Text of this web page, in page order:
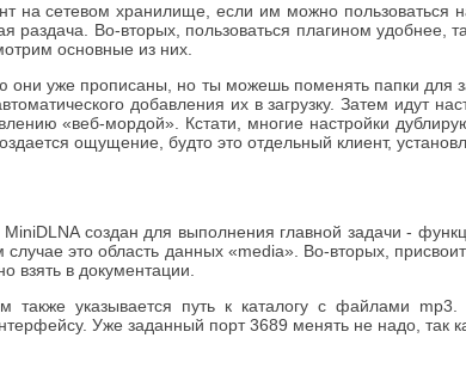
на сетевом хранилище, если им можно
раздача. Во-вторых, пользоваться плагином
основные из них.
уже прописаны, но ты можешь поменять папки для
добавления их в загрузку. Затем идут
«веб-мордой». Кстати, многие настройки
ощущение, будто это отдельный клиент,
создан для выполнения главной задачи -
случае это область данных «media». Во-вторых,
в документации.
также указывается путь к каталогу с файлами
Уже заданный порт 3689 менять не надо, так